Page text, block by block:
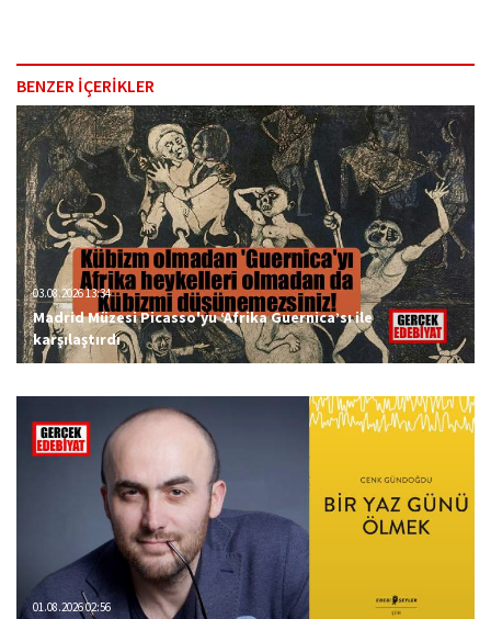
BENZER İÇERİKLER
03.08.2026 13:34
Madrid Müzesi Picasso'yu ‘Afrika Guernica’sı ile
karşılaştırdı
01.08.2026 02:56